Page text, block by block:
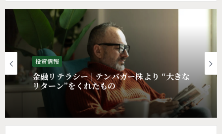
投資情報
投資情報
投資情報 | 配当投資家がAI以上に見逃せな
い業界とは